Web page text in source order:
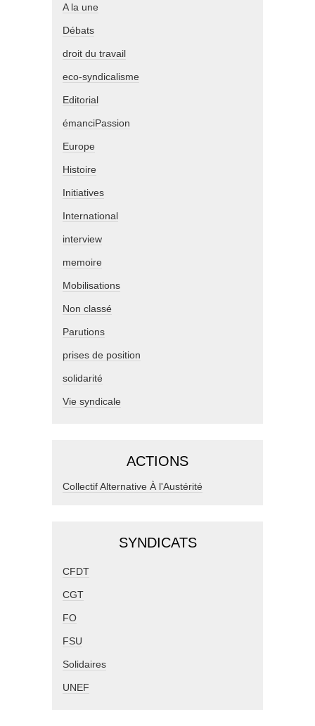
A la une
Débats
droit du travail
eco-syndicalisme
Editorial
émanciPassion
Europe
Histoire
Initiatives
International
interview
memoire
Mobilisations
Non classé
Parutions
prises de position
solidarité
Vie syndicale
ACTIONS
Collectif Alternative À l'Austérité
SYNDICATS
CFDT
CGT
FO
FSU
Solidaires
UNEF